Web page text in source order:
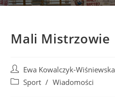
Mali Mistrzowie
Post
author:
Ewa Kowalczyk-Wiśniewska
PostSport / Wiadomości